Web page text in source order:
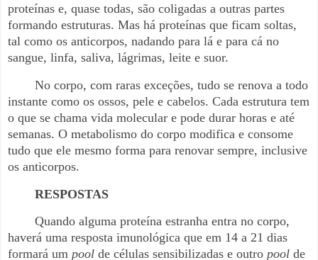
proteínas e, quase todas, são coligadas a outras partes
formando estruturas. Mas há proteínas que ficam soltas,
tal como os anticorpos, nadando para lá e para cá no
sangue, linfa, saliva, lágrimas, leite e suor.
No corpo, com raras exceções, tudo se renova a todo
instante como os ossos, pele e cabelos. Cada estrutura tem
o que se chama vida molecular e pode durar horas e até
semanas. O metabolismo do corpo modifica e consome
tudo que ele mesmo forma para renovar sempre, inclusive
os anticorpos.
RESPOSTAS
Quando alguma proteína estranha entra no corpo,
haverá uma resposta imunológica que em 14 a 21 dias
formará um pool de células sensibilizadas e outro pool de